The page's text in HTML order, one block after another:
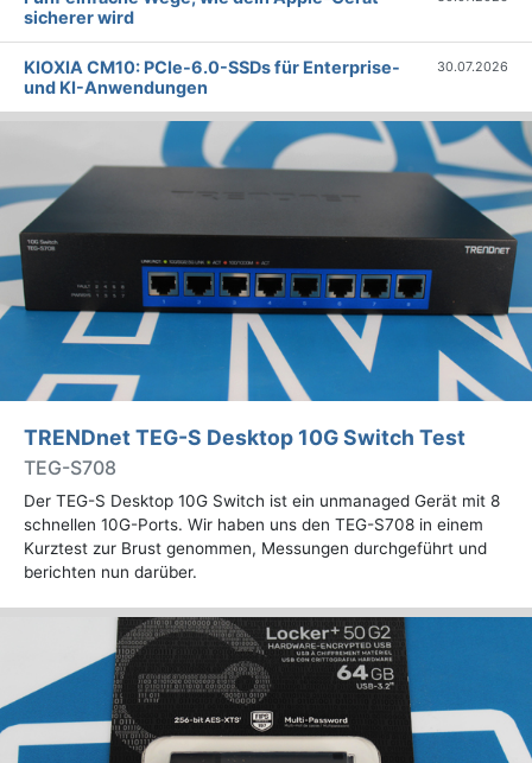
sicherer wird
KIOXIA CM10: PCIe-6.0-SSDs für Enterprise-
und KI-Anwendungen
30.07.2026
TRENDnet TEG-S Desktop 10G Switch Test
TEG-S708
Der TEG-S Desktop 10G Switch ist ein unmanaged Gerät mit 8
schnellen 10G-Ports. Wir haben uns den TEG-S708 in einem
Kurztest zur Brust genommen, Messungen durchgeführt und
berichten nun darüber.